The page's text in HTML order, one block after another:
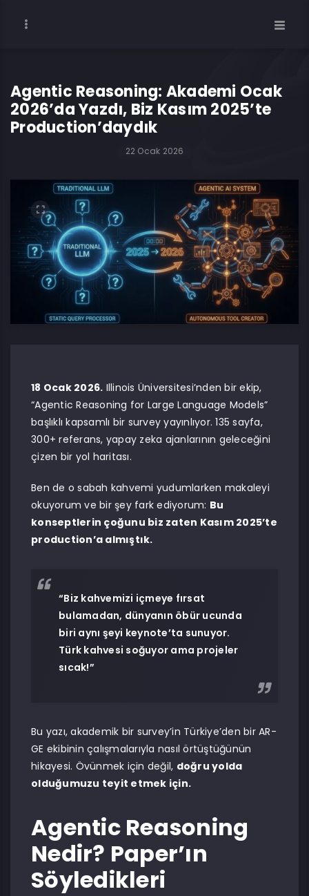
Agentic Reasoning: Akademi Ocak
2026’da Yazdı, Biz Kasım 2025’te
Production’daydık
22 Ocak 2026
18 Ocak 2026. Illinois Üniversitesi’nden bir ekip,
“Agentic Reasoning for Large Language Models”
başlıklı kapsamlı bir survey yayınlıyor. 135 sayfa,
300+ referans, yapay zeka ajanlarının geleceğini
çizen bir yol haritası.
Ben de o sabah kahvemi yudumlarken makaleyi
okuyorum ve bir şey fark ediyorum: Bu
konseptlerin çoğunu biz zaten Kasım 2025’te
production’a almıştık.
“Biz kahvemizi içmeye fırsat
bulamadan, dünyanın öbür ucunda
biri aynı şeyi keynote’ta sunuyor.
Türk kahvesi soğuyor ama projeler
sıcak!”
Bu yazı, akademik bir survey’in Türkiye’den bir AR-
GE ekibinin çalışmalarıyla nasıl örtüştüğünün
hikayesi. Övünmek için değil, doğru yolda
olduğumuzu teyit etmek için.
Agentic Reasoning
Nedir? Paper’ın
Söyledikleri